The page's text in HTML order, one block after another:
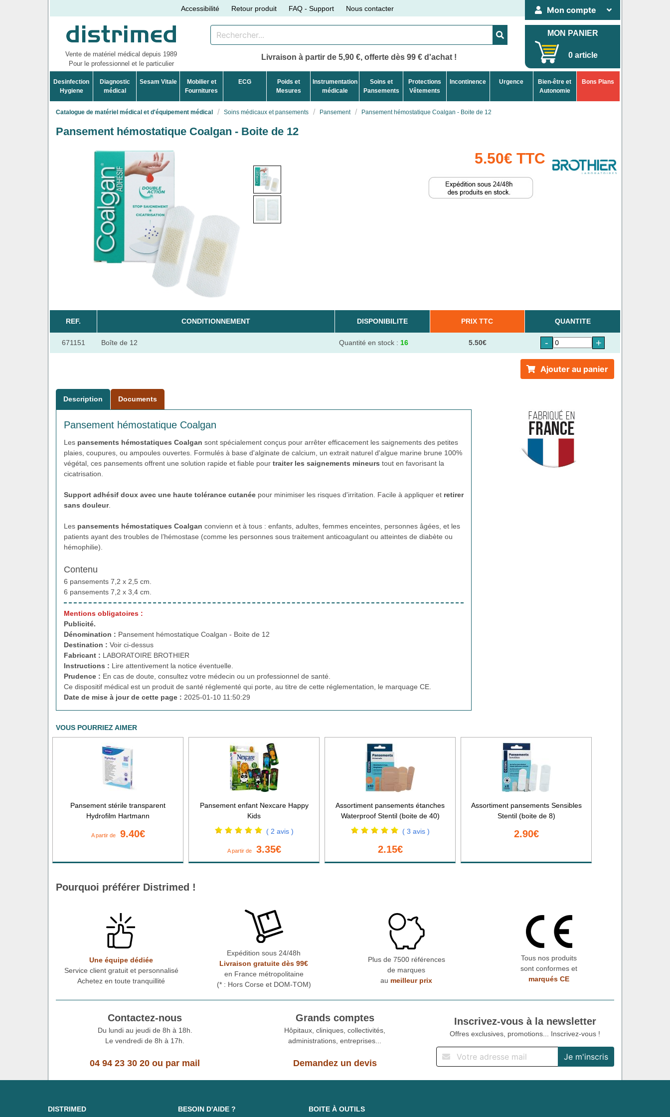
Accessibilité Retour produit FAQ - Support Nous contacter Mon compte
Vente de matériel médical depuis 1989
Pour le professionnel et le particulier
Livraison à partir de 5,90 €, offerte dès 99 € d'achat !
MON PANIER
0 article
Desinfection
Hygiene
Diagnostic
médical
Sesam Vitale
Mobilier et
Fournitures
ECG
Poids et
Mesures
Instrumentation
médicale
Soins et
Pansements
Protections
Vêtements
Incontinence Urgence
Bien-être et
Autonomie
Bons Plans
Catalogue de matériel médical et d'équipement médical Soins médicaux et pansements Pansement Pansement hémostatique Coalgan - Boite de 12
Pansement hémostatique Coalgan - Boite de 12
5.50€ TTC
REF. CONDITIONNEMENT DISPONIBILITE PRIX TTC QUANTITE
671151 Boîte de 12 Quantité en stock : 16 5.50€ - +
Ajouter au panier
Description Documents
Pansement hémostatique Coalgan
Les pansements hémostatiques Coalgan sont spécialement conçus pour arrêter efficacement les saignements des petites
plaies, coupures, ou ampoules ouvertes. Formulés à base d'alginate de calcium, un extrait naturel d'algue marine brune 100%
végétal, ces pansements offrent une solution rapide et fiable pour traiter les saignements mineurs tout en favorisant la
cicatrisation.
Support adhésif doux avec une haute tolérance cutanée pour minimiser les risques d'irritation. Facile à appliquer et retirer
sans douleur.
Les pansements hémostatiques Coalgan convienn et à tous : enfants, adultes, femmes enceintes, personnes âgées, et les
patients ayant des troubles de l’hémostase (comme les personnes sous traitement anticoagulant ou atteintes de diabète ou
hémophilie).
Contenu
6 pansements 7,2 x 2,5 cm.
6 pansements 7,2 x 3,4 cm.
Mentions obligatoires :
Publicité.
Dénomination : Pansement hémostatique Coalgan - Boite de 12
Destination : Voir ci-dessus
Fabricant : LABORATOIRE BROTHIER
Instructions : Lire attentivement la notice éventuelle.
Prudence : En cas de doute, consultez votre médecin ou un professionnel de santé.
Ce dispositif médical est un produit de santé réglementé qui porte, au titre de cette réglementation, le marquage CE.
Date de mise à jour de cette page : 2025-01-10 11:50:29
VOUS POURRIEZ AIMER
Pansement stérile transparent
Hydrofilm Hartmann
A partir de 9.40€
Pansement enfant Nexcare Happy
Kids
( 2 avis )
A partir de 3.35€
Assortiment pansements étanches
Waterproof Stentil (boite de 40)
( 3 avis )
2.15€
Assortiment pansements Sensibles
Stentil (boite de 8)
2.90€
Pourquoi préférer Distrimed !
Une équipe dédiée
Service client gratuit et personnalisé
Achetez en toute tranquillité
Expédition sous 24/48h
Livraison gratuite dès 99€
en France métropolitaine
(* : Hors Corse et DOM-TOM)
Plus de 7500 références
de marques
au meilleur prix
Tous nos produits
sont conformes et
marqués CE
Contactez-nous
Du lundi au jeudi de 8h à 18h.
Le vendredi de 8h à 17h.
04 94 23 30 20 ou par mail
Grands comptes
Hôpitaux, cliniques, collectivités,
administrations, entreprises...
Demandez un devis
Inscrivez-vous à la newsletter
Offres exclusives, promotions... Inscrivez-vous !
DISTRIMED
BESOIN D'AIDE ?
BOITE À OUTILS